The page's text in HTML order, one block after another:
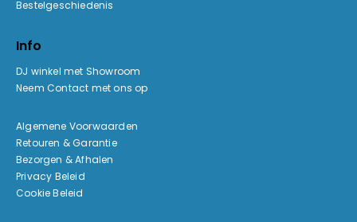
Bestelgeschiedenis
Info
DJ winkel met Showroom
Neem Contact met ons op
Algemene Voorwaarden
Retouren & Garantie
Bezorgen & Afhalen
Privacy Beleid
Cookie Beleid